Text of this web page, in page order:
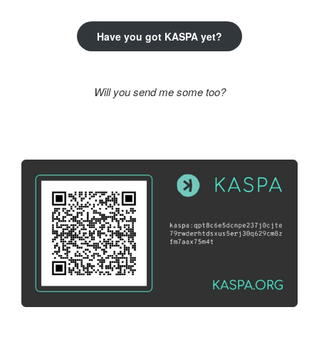
Have you got KASPA yet?
Will you send me some too?